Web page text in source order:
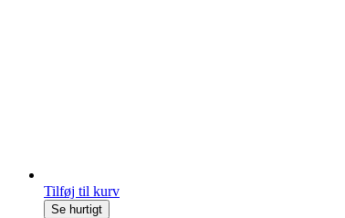
Tilføj til kurv
Se hurtigt